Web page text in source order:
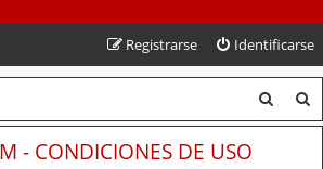
Identificarse
Registrarse
u
u
- CONDICIONES DE USO